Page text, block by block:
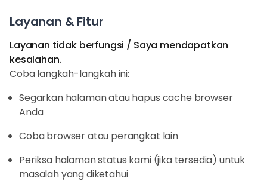
Layanan & Fitur
Layanan tidak berfungsi / Saya mendapatkan
kesalahan.
Coba langkah-langkah ini:
Segarkan halaman atau hapus cache browser
Anda
Coba browser atau perangkat lain
Periksa halaman status kami (jika tersedia) untuk
masalah yang diketahui